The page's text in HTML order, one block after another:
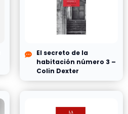
El secreto de la
habitación número 3 –
Colin Dexter